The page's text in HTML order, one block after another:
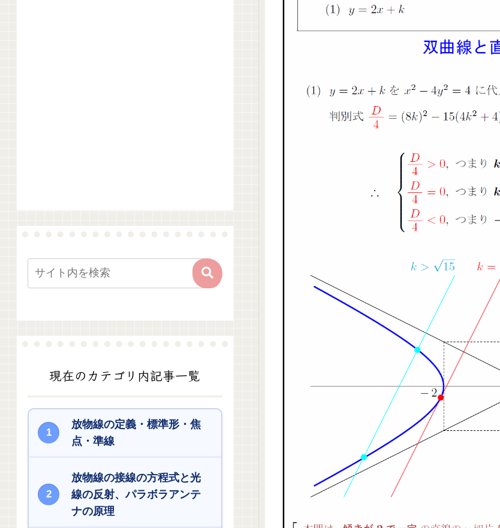
現在のカテゴリ内記事一覧
放物線の定義・標準形・焦
点・準線
放物線の接線の方程式と光
線の反射、パラボラアンテ
ナの原理